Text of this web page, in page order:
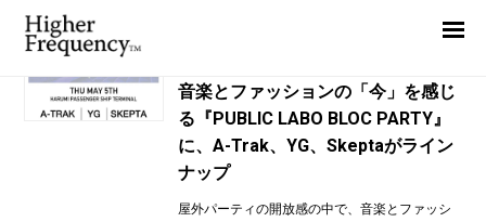
TAG: A-Trak
音楽とファッションの「今」を感じ
る『PUBLIC LABO BLOC PARTY』
に、A-Trak、YG、Skeptaがライン
ナップ
屋外パーティの開放感の中で、音楽とファッシ
News
Interview
Highlight
Report